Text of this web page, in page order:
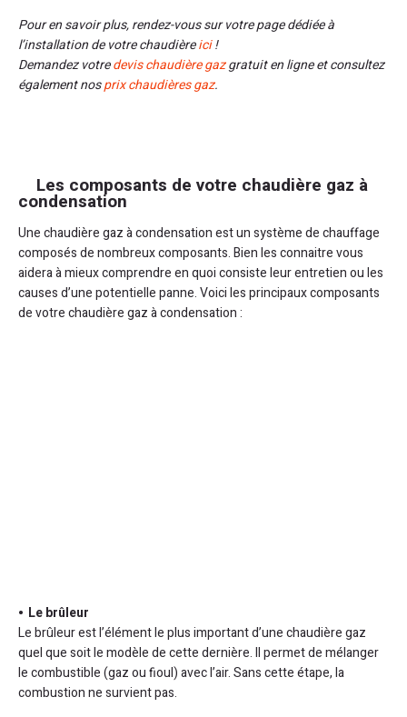
Pour en savoir plus, rendez-vous sur votre page dédiée à
l’installation de votre chaudièreici!
Demandez votredevis chaudière gazgratuit en ligne et consultez
également nosprix chaudières gaz.
Les composants de votre chaudière gaz à
condensation
Une chaudière gaz à condensation est un système de chauffage
composés de nombreux composants. Bien les connaitre vous
aidera à mieux comprendre en quoi consiste leur entretien ou les
causes d’une potentielle panne. Voici les principaux composants
de votre chaudière gaz à condensation :
Le brûleur
Le brûleur est l’élément le plus important d’une chaudière gaz
quel que soit le modèle de cette dernière. Il permet de mélanger
le combustible (gaz ou fioul) avec l’air. Sans cette étape, la
combustion ne survient pas.